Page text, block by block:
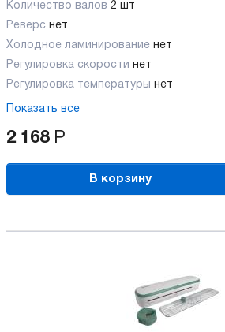
Количество валов 2 шт
Реверс нет
Холодное ламинирование нет
Регулировка скорости нет
Регулировка температуры нет
Показать все
2 168 Р
В корзину